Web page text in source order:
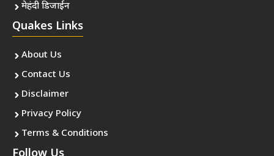
मेहंदी डिजाईन
Quakes Links
About Us
Contact Us
Disclaimer
Privacy Policy
Terms & Conditions